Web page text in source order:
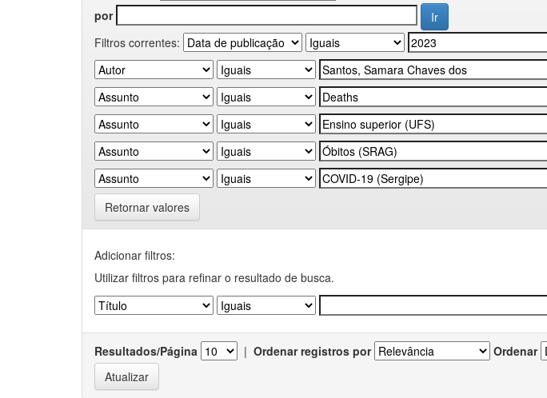
por
Filtros correntes:
Retornar valores
Adicionar filtros:
Utilizar filtros para refinar o resultado de busca.
Resultados/Página | Ordenar registros por Ordenar